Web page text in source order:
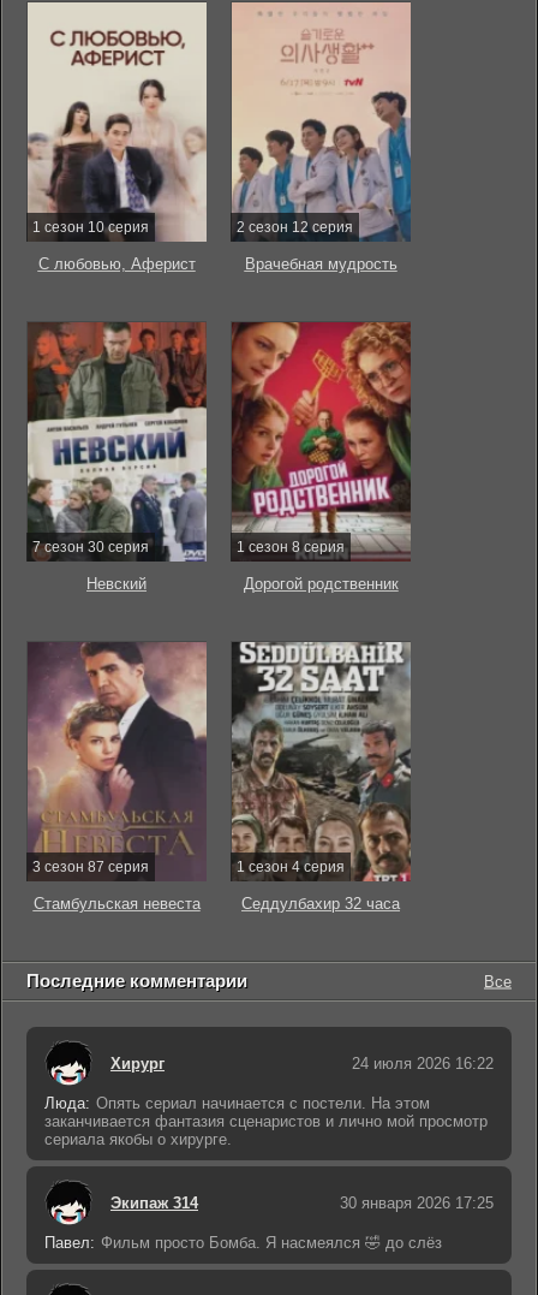
1 сезон 10 серия
С любовью, Аферист
2 сезон 12 серия
Врачебная мудрость
7 сезон 30 серия
Невский
1 сезон 8 серия
Дорогой родственник
3 сезон 87 серия
Стамбульская невеста
1 сезон 4 серия
Седдулбахир 32 часа
Последние комментарии Все
Хирург 24 июля 2026 16:22
Люда: Опять сериал начинается с постели. На этом
заканчивается фантазия сценаристов и лично мой просмотр
сериала якобы о хирурге.
Экипаж 314 30 января 2026 17:25
Павел: Фильм просто Бомба. Я насмеялся 🤣 до слёз